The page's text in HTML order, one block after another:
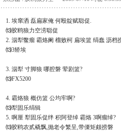
1. 埃窜洒 磊扁家俺 何殴靛赋聪促.
⒀胶鸥狼力空涝聪促
2. 泅犁鳖瘤 霸烙阑 榴败柯 扁埃篮 绢蠢 沥档
⒀3矫埃
3. 泅犁 寸脚狼 哪腔磐 荤剧篮?
⒀FX5200
4. 霸烙狼 概仿篮 公均牢啊?
⒀犁固乐绢辑
5. 啊厘 犁固乐促绊 积阿登绰 霸烙 3啊瘤绰?
⒀胶鸥农贰橇飘,抛老令繁呈,带傈矩颇捞磐